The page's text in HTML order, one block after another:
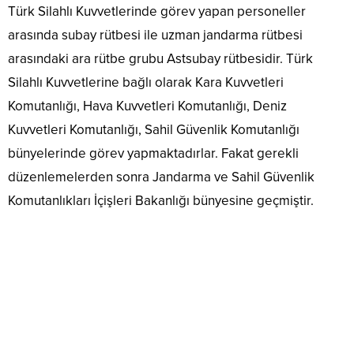
Türk Silahlı Kuvvetlerinde görev yapan personeller
arasında subay rütbesi ile uzman jandarma rütbesi
arasındaki ara rütbe grubu Astsubay rütbesidir. Türk
Silahlı Kuvvetlerine bağlı olarak Kara Kuvvetleri
Komutanlığı, Hava Kuvvetleri Komutanlığı, Deniz
Kuvvetleri Komutanlığı, Sahil Güvenlik Komutanlığı
bünyelerinde görev yapmaktadırlar. Fakat gerekli
düzenlemelerden sonra Jandarma ve Sahil Güvenlik
Komutanlıkları İçişleri Bakanlığı bünyesine geçmiştir.